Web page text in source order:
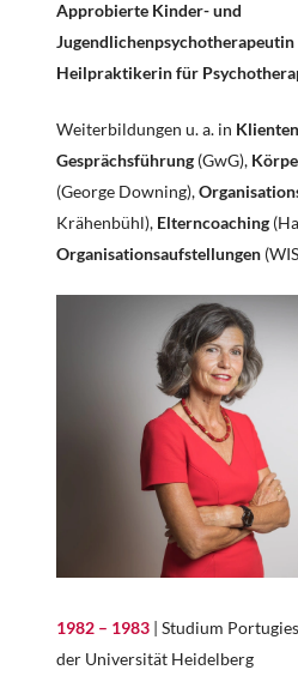
Approbierte Kinder- und
Jugendlichenpsychotherapeutin
Heilpraktikerin für
Weiterbildungen u. a. in
Gesprächsführung (GwG),
(George Downing),
Krähenbühl), Elterncoaching
Organisationsaufstellungen
1982 – 1983 | Studium
der Universität Heidelberg